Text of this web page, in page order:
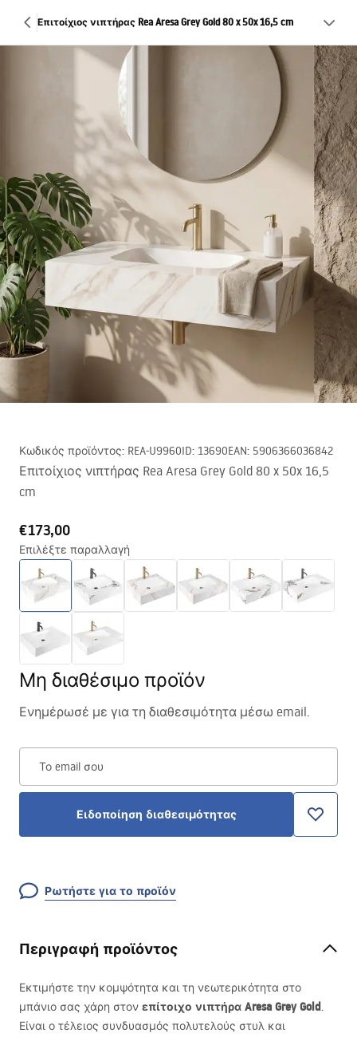
Επιτοίχιος νιπτήρας Rea Aresa Grey Gold 80 x 50x 16,5 cm
Κωδικός προϊόντος: REA-U9960ID: 13690EAN: 5906366036842
Επιτοίχιος νιπτήρας Rea Aresa Grey Gold 80 x 50x 16,5
cm
€173,00
Επιλέξτε παραλλαγή
Μη διαθέσιμο προϊόν
Ενημέρωσέ με για τη διαθεσιμότητα μέσω email.
Το email σου
Ειδοποίηση διαθεσιμότητας
Ρωτήστε για το προϊόν
Περιγραφή προϊόντος
Εκτιμήστε την κομψότητα και τη νεωτερικότητα στο
μπάνιο σας χάρη στον επίτοιχο νιπτήρα Aresa Grey Gold.
Είναι ο τέλειος συνδυασμός πολυτελούς στυλ και